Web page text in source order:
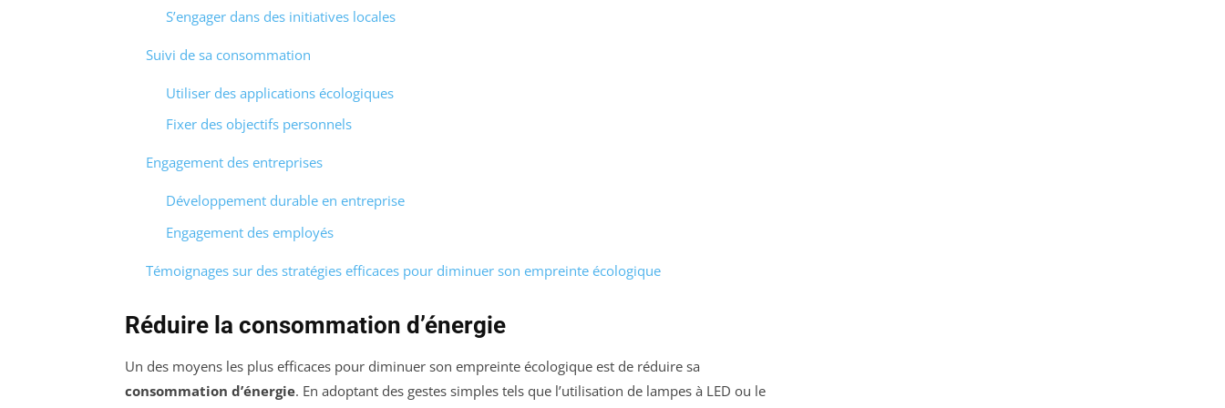
S’engager dans des initiatives locales
Suivi de sa consommation
Utiliser des applications écologiques
Fixer des objectifs personnels
Engagement des entreprises
Développement durable en entreprise
Engagement des employés
Témoignages sur des stratégies efficaces pour diminuer son empreinte écologique
Réduire la consommation d’énergie
Un des moyens les plus efficaces pour diminuer son empreinte écologique est de réduire sa
consommation d’énergie. En adoptant des gestes simples tels que l’utilisation de lampes à LED ou le